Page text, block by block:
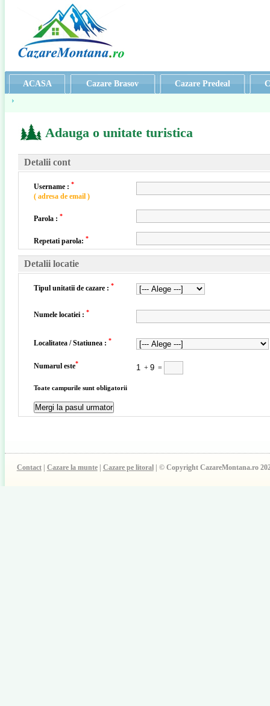
ACASA Cazare Brasov Cazare Predeal
Adauga o unitate turistica
Detalii cont
Username : *
( adresa de email )
Parola : *
Repetati parola: *
Detalii locatie
Tipul unitatii de cazare : *
Numele locatiei : *
Localitatea / Statiunea : *
Numarul este*
+ =
Toate campurile sunt obligatorii
Contact| Cazare la munte| Cazare pe litoral| © Copyright CazareMontana.ro